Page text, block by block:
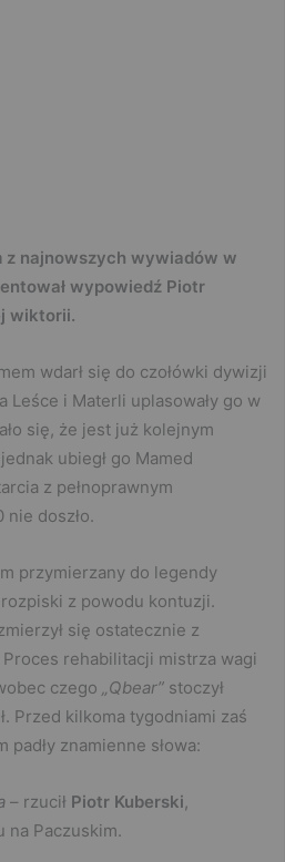
z najnowszych wywiadów w
wypowiedź Piotr
wiktorii.
wdarł się do czołówki dywizji
Leśce i Materli uplasowały go w
się, że jest już kolejnym
ubiegł go Mamed
z pełnoprawnym
nie doszło.
przymierzany do legendy
z powodu kontuzji.
się ostatecznie z
rehabilitacji mistrza wagi
czego
„Qbear” stoczył
Przed kilkoma tygodniami zaś
padły znamienne słowa:
– rzucił Piotr Kuberski,
na Paczuskim.